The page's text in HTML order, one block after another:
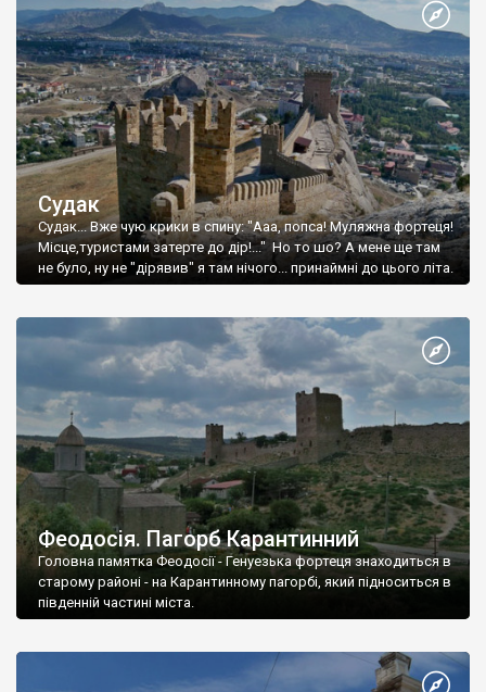
Судак
Судак... Вже чую крики в спину: "Ааа, попса! Муляжна фортеця!
Місце,туристами затерте до дір!..." Но то шо? А мене ще там
не було, ну не "дірявив" я там нічого... принаймні до цього літа.
Феодосія. Пагорб Карантинний
Головна памятка Феодосії - Генуезька фортеця знаходиться в
старому районі - на Карантинному пагорбі, який підноситься в
південній частині міста.